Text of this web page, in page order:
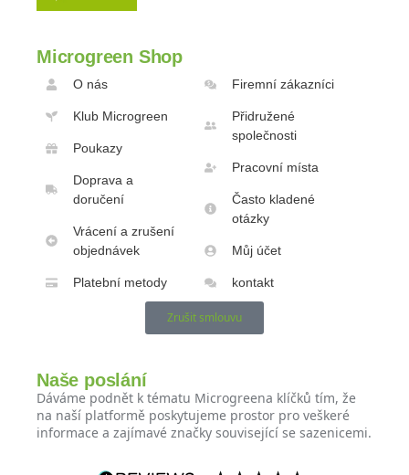
Microgreen Shop
O nás
Klub Microgreen
Poukazy
Doprava a
doručení
Vrácení a zrušení
objednávek
Platební metody
Firemní zákazníci
Přidružené
společnosti
Pracovní místa
Často kladené
otázky
Můj účet
kontakt
Zrušit smlouvu
Naše poslání
Dáváme podnět k tématu Microgreena klíčků tím, že
na naší platformě poskytujeme prostor pro veškeré
informace a zajímavé značky související se sazenicemi.